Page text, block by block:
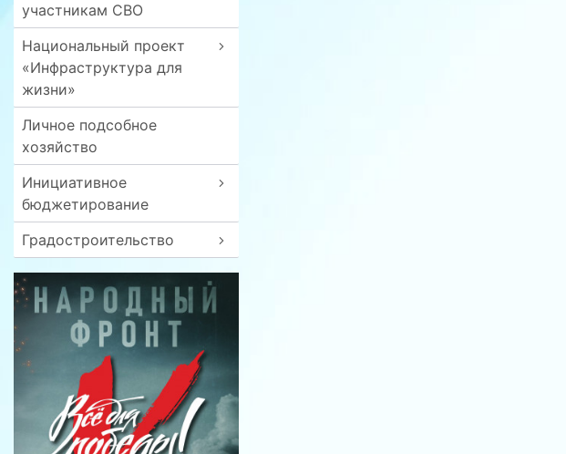
участникам СВО
Национальный проект
«Инфраструктура для
жизни»
Личное подсобное
хозяйство
Инициативное
бюджетирование
Градостроительство